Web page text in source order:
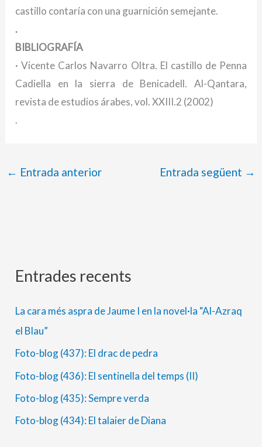
castillo contaría con una guarnición semejante.
.
BIBLIOGRAFÍA
· Vicente Carlos Navarro Oltra. El castillo de Penna
Cadiella en la sierra de Benicadell. Al-Qantara,
revista de estudios árabes, vol. XXIII.2 (2002)
.
← Entrada anterior Entrada següent →
Entrades recents
La cara més aspra de Jaume I en la novel·la “Al-Azraq
el Blau”
Foto-blog (437): El drac de pedra
Foto-blog (436): El sentinella del temps (II)
Foto-blog (435): Sempre verda
Foto-blog (434): El talaier de Diana
A
x
i
u
s
C
t
e
g
o
r
i